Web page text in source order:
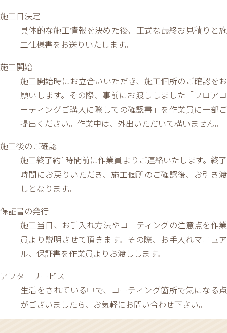
施工日決定
具体的な施工情報を決めた後、正式な最終お見積りと施
工仕様書をお送りいたします。
施工開始
施工開始時にお立合いいただき、施工個所のご確認をお
願いします。その際、事前にお渡ししました「フロアコ
ーティングご購入に際しての確認書」を作業員に一部ご
提出ください。作業中は、外出いただいて構いません。
施工後のご確認
施工終了約1時間前に作業員よりご連絡いたします。終了
時間にお戻りいただき、施工個所のご確認後、お引き渡
しとなります。
保証書の発行
施工当日、お手入れ方法やコーティングの注意点を作業
員より説明させて頂きます。その際、お手入れマニュア
ル、保証書を作業員よりお渡しします。
アフターサービス
生活をされている中で、コーティング箇所で気になる点
がございましたら、お気軽にお問い合わせ下さい。